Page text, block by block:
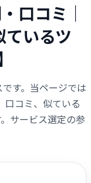
口コミ｜
いるツ
す。当ページでは
口コミ、似ている
サービス選定の参